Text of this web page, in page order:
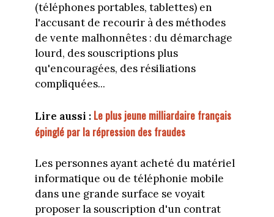
(téléphones portables, tablettes) en
l'accusant de recourir à des méthodes
de vente malhonnêtes : du démarchage
lourd, des souscriptions plus
qu'encouragées, des résiliations
compliquées...
Lire aussi : Le plus jeune milliardaire français
épinglé par la répression des fraudes
Les personnes ayant acheté du matériel
informatique ou de téléphonie mobile
dans une grande surface se voyait
proposer la souscription d'un contrat